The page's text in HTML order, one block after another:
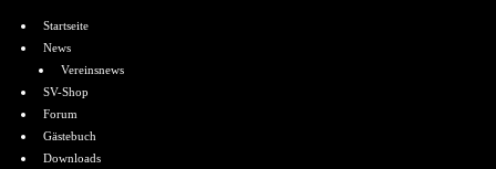
Startseite
News
Vereinsnews
SV-Shop
Forum
Gästebuch
Downloads